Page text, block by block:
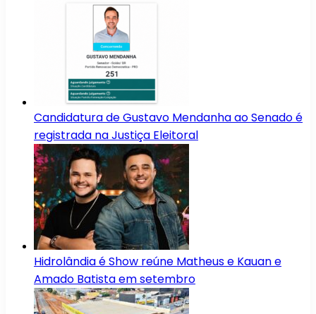
Candidatura de Gustavo Mendanha ao Senado é
registrada na Justiça Eleitoral
Hidrolândia é Show reúne Matheus e Kauan e
Amado Batista em setembro